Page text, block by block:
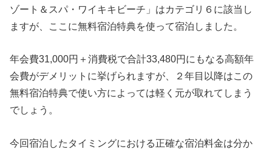
ゾート＆スパ・ワイキキビーチ」はカテゴリ６に該当し
ますが、ここに無料宿泊特典を使って宿泊しました。
年会費31,000円＋消費税で合計33,480円にもなる高額年
会費がデメリットに挙げられますが、２年目以降はこの
無料宿泊特典で使い方によっては軽く元が取れてしまう
でしょう。
今回宿泊したタイミングにおける正確な宿泊料金は分か